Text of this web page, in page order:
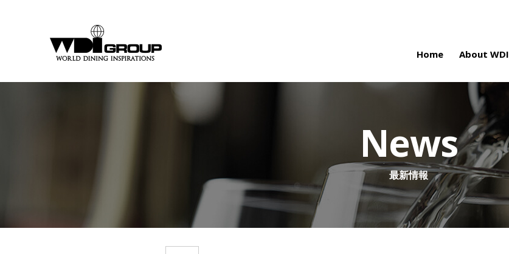
Home About WDI
News
最新情報